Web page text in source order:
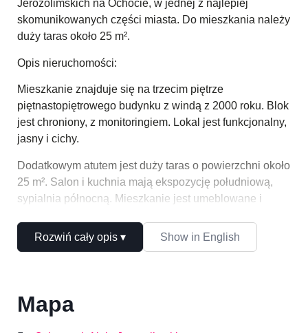
Jerozolimskich na Ochocie, w jednej z najlepiej
skomunikowanych części miasta. Do mieszkania należy
duży taras około 25 m².
Opis nieruchomości:
Mieszkanie znajduje się na trzecim piętrze
piętnastopiętrowego budynku z windą z 2000 roku. Blok
jest chroniony, z monitoringiem. Lokal jest funkcjonalny,
jasny i cichy.
Dodatkowym atutem jest duży taras o powierzchni około
25 m². Salon i kuchnia mają ekspozycję południową,
sypialnia północną. Mieszkanie jest umeblowane i
Na podłodze leży drewniany parkiet oraz gres. Budynek
Rozkład pomieszczeń:
Rozwiń cały opis ▾ Show in English
Mapa